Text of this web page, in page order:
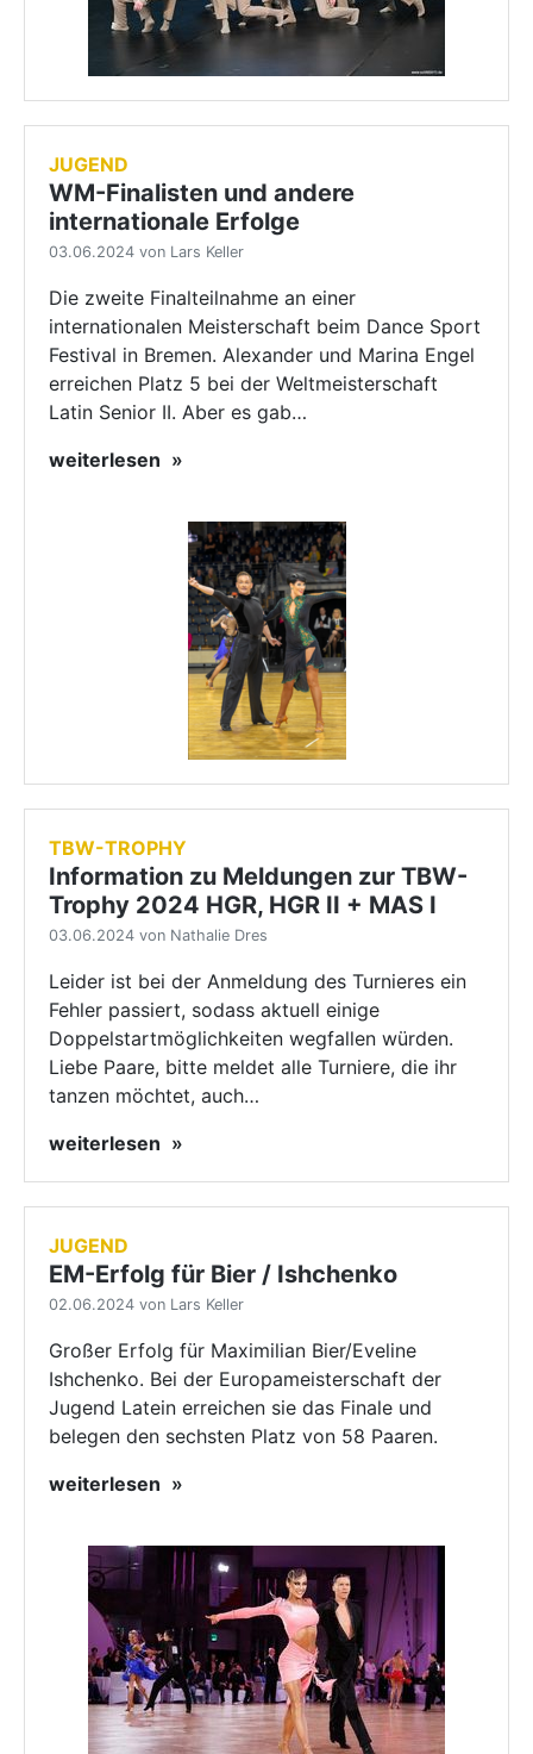
JUGEND
WM-Finalisten und andere
internationale Erfolge
03.06.2024 von Lars Keller
Die zweite Finalteilnahme an einer
internationalen Meisterschaft beim Dance Sport
Festival in Bremen. Alexander und Marina Engel
erreichen Platz 5 bei der Weltmeisterschaft
Latin Senior II. Aber es gab…
weiterlesen
TBW-TROPHY
Information zu Meldungen zur TBW-
Trophy 2024 HGR, HGR II + MAS I
03.06.2024 von Nathalie Dres
Leider ist bei der Anmeldung des Turnieres ein
Fehler passiert, sodass aktuell einige
Doppelstartmöglichkeiten wegfallen würden.
Liebe Paare, bitte meldet alle Turniere, die ihr
tanzen möchtet, auch…
weiterlesen
JUGEND
EM-Erfolg für Bier / Ishchenko
02.06.2024 von Lars Keller
Großer Erfolg für Maximilian Bier/Eveline
Ishchenko. Bei der Europameisterschaft der
Jugend Latein erreichen sie das Finale und
belegen den sechsten Platz von 58 Paaren.
weiterlesen